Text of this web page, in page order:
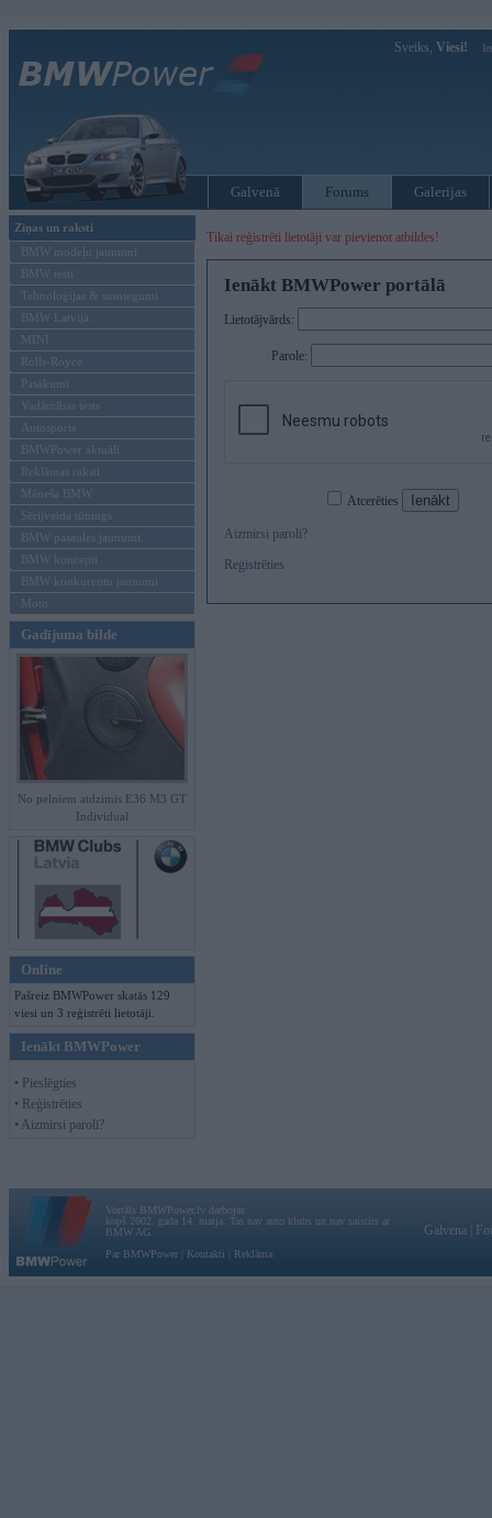
Sveiks, Viesi!
Galvenā Forums Galerijas
Ziņas un raksti
BMW modeļu jaunumi
BMW testi
Tehnoloģijas & sasniegumi
BMW Latvijā
MINI
Rolls-Royce
Pasākumi
Vadāmības tests
Autosports
BMWPower aktuāli
Reklāmas raksti
Mēneša BMW
Sērijveida tūnings
BMW pasaules jaunumi
BMW koncepti
BMW konkurentu jaunumi
Moto
Gadījuma bilde
No pelniem atdzimis E36 M3 GT
Individual
Online
Pašreiz BMWPower skatās 129
viesi un 3 reģistrēti lietotāji.
Ienākt BMWPower
• Pieslēgties
• Reģistrēties
• Aizmirsi paroli?
Tikai reģistrēti lietotāji var pievienot atbildes!
Ienākt BMWPower portālā
Lietotājvārds:
Parole:
Atcerēties
Aizmirsi paroli?
Reģistrēties
Vortāls BMWPower.lv darbojas
kopš 2002. gada 14. maija. Tas nav auto klubs un nav saistīts ar
BMW AG.
Par BMWPower
Kontakti Reklāma
Galvena